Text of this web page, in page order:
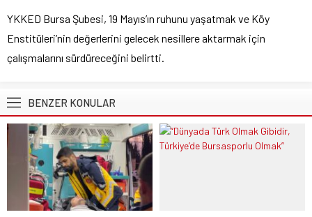
YKKED Bursa Şubesi, 19 Mayıs’ın ruhunu yaşatmak ve Köy
Enstitüleri’nin değerlerini gelecek nesillere aktarmak için
çalışmalarını sürdüreceğini belirtti.
BENZER KONULAR